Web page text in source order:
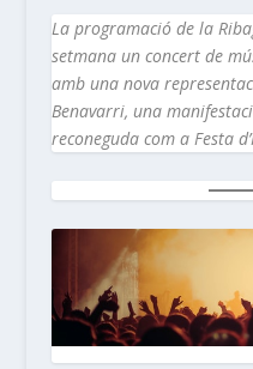
La programació de la
setmana un concert de
amb una nova
Benavarri, una
reconeguda com a Festa